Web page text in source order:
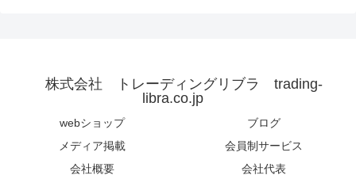
株式会社 トレーディングリブラ trading-
libra.co.jp
webショップ
ブログ
メディア掲載
会員制サービス
会社概要
会社代表